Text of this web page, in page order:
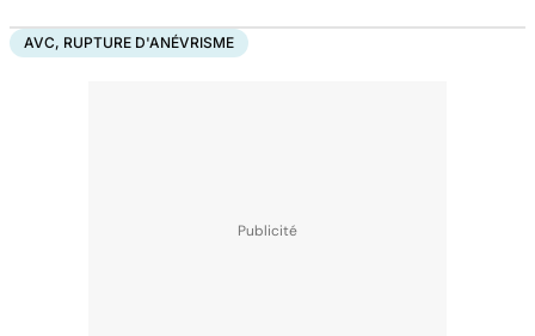
AVC, RUPTURE D'ANÉVRISME